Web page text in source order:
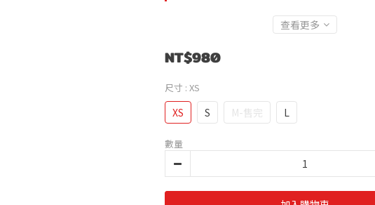
查看更多
NT$980
尺寸 : XS
XS S M-售完 L
數量